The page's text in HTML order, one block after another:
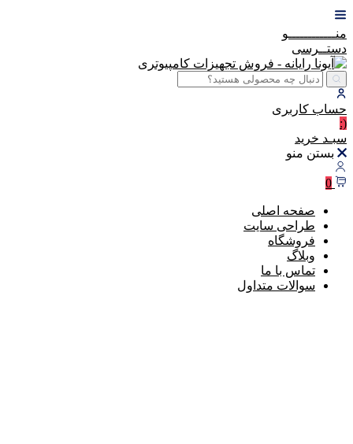
منــــــــــــو
دستــرسی
حساب کاربری
(:
سبـد خرید
بستن منو
0
صفحه اصلی
طراحی سایت
فروشگاه
وبلاگ
تماس با ما
سوالات متداول